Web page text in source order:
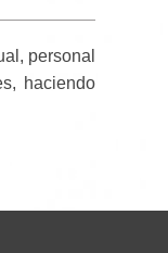
personal
haciendo